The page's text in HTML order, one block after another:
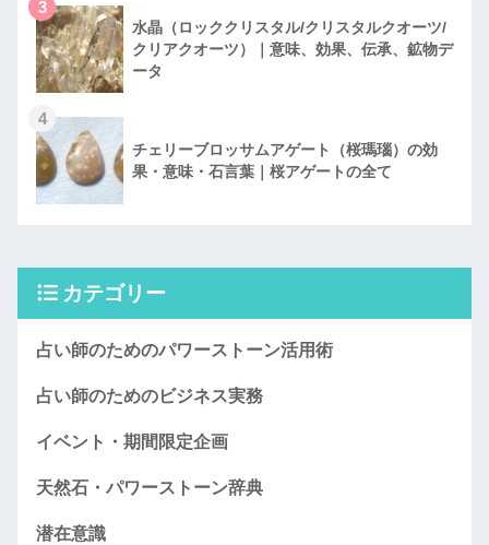
3
水晶（ロッククリスタル/クリスタルクオーツ/
クリアクオーツ）｜意味、効果、伝承、鉱物デ
ータ
4
チェリーブロッサムアゲート（桜瑪瑙）の効
果・意味・石言葉｜桜アゲートの全て
カテゴリー
占い師のためのパワーストーン活用術
占い師のためのビジネス実務
イベント・期間限定企画
天然石・パワーストーン辞典
潜在意識